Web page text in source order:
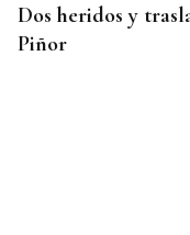
Dos heridos y
Piñor